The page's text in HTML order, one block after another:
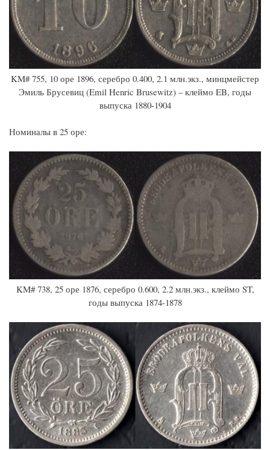
KM# 755, 10 оре 1896, серебро 0.400, 2.1 млн.экз., минцмейстер
Эмиль Брусевиц (Emil Henric Brusewitz) – клеймо EB, годы
выпуска 1880-1904
Номиналы в 25 оре:
KM# 738, 25 оре 1876, серебро 0.600, 2.2 млн.экз., клеймо ST,
годы выпуска 1874-1878